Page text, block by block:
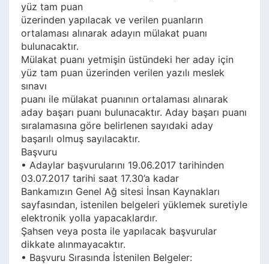
yüz tam puan
üzerinden yapılacak ve verilen puanların
ortalaması alınarak adayın mülakat puanı
bulunacaktır.
Mülakat puanı yetmişin üstündeki her aday için
yüz tam puan üzerinden verilen yazılı meslek
sınavı
puanı ile mülakat puanının ortalaması alınarak
aday başarı puanı bulunacaktır. Aday başarı puanı
sıralamasına göre belirlenen sayıdaki aday
başarılı olmuş sayılacaktır.
Başvuru
• Adaylar başvurularını 19.06.2017 tarihinden
03.07.2017 tarihi saat 17.30’a kadar
Bankamızın Genel Ağ sitesi İnsan Kaynakları
sayfasından, istenilen belgeleri yüklemek suretiyle
elektronik yolla yapacaklardır.
Şahsen veya posta ile yapılacak başvurular
dikkate alınmayacaktır.
• Başvuru Sırasında İstenilen Belgeler: